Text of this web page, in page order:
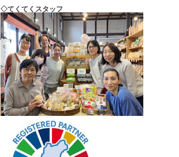
◇てくてくスタッフ